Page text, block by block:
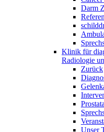
Darm
Klinik für
Radiologie
Zurück
Unser